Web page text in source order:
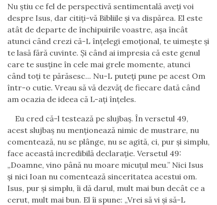
Nu ştiu ce fel de perspectivă sentimentală aveţi voi
despre Isus, dar citiţi-vă Bibliile şi va dispărea. El este
atât de departe de închipuirile voastre, aşa încât
atunci când crezi că-L înţelegi emoţional, te uimeşte şi
te lasă fără cuvinte. Şi când ai impresia că este genul
care te susţine în cele mai grele momente, atunci
când toţi te părăsesc... Nu-L puteţi pune pe acest Om
într-o cutie. Vreau să vă dezvăţ de fiecare dată când
am ocazia de ideea că L-aţi înţeles.
Eu cred că-l testează pe slujbaş. În versetul 49,
acest slujbaș nu menţionează nimic de mustrare, nu
comentează, nu se plânge, nu se agită, ci, pur şi simplu,
face această incredibilă declaraţie. Versetul 49:
„Doamne, vino până nu moare micuţul meu.” Nici Isus
şi nici Ioan nu comentează sinceritatea acestui om.
Isus, pur şi simplu, îi dă darul, mult mai bun decât ce a
cerut, mult mai bun. El îi spune: „Vrei să vi şi să-L